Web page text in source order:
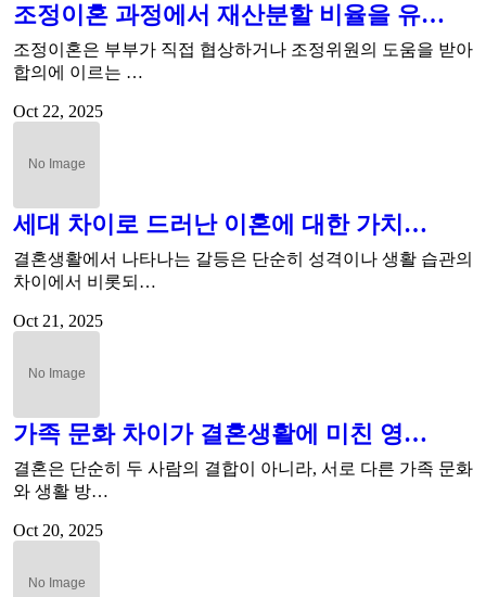
조정이혼 과정에서 재산분할 비율을 유…
조정이혼은 부부가 직접 협상하거나 조정위원의 도움을 받아
합의에 이르는 …
Oct 22, 2025
세대 차이로 드러난 이혼에 대한 가치…
결혼생활에서 나타나는 갈등은 단순히 성격이나 생활 습관의
차이에서 비롯되…
Oct 21, 2025
가족 문화 차이가 결혼생활에 미친 영…
결혼은 단순히 두 사람의 결합이 아니라, 서로 다른 가족 문화
와 생활 방…
Oct 20, 2025